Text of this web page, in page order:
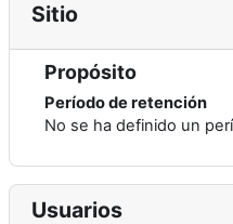
Sitio
Propósito
Período de retención
No se ha definido un
Usuarios